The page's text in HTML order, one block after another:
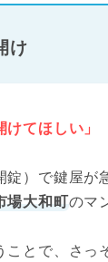
け
てほしい」
）で鍵屋が
場大和町のマ
とで、さっ